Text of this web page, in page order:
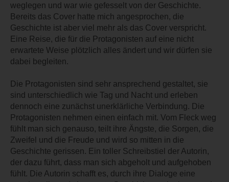
weglegen und war wie gefesselt von der Geschichte.
Bereits das Cover hatte mich angesprochen, die
Geschichte ist aber viel mehr als das Cover verspricht.
Eine Reise, die für die Protagonisten auf eine nicht
erwartete Weise plötzlich alles ändert und wir dürfen sie
dabei begleiten.
Die Protagonisten sind sehr ansprechend gestaltet, sie
sind unterschiedlich wie Tag und Nacht und erleben
dennoch eine zunächst unerklärliche Verbindung. Die
Protagonisten nehmen einen einfach mit. Vom Fleck weg
fühlt man sich genauso, teilt ihre Ängste, die Sorgen, die
Zweifel und die Freude und wird so mitten in die
Geschichte gerissen. Ein toller Schreibstiel der Autorin,
der dazu führt, dass man sich abgeholt und aufgehoben
fühlt. Die Autorin schafft es, durch ihre Dialoge eine